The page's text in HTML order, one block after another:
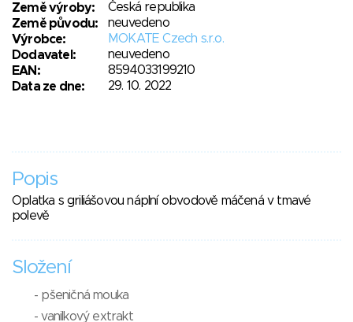
Země výroby:
Česká republika
Země původu:
neuvedeno
Výrobce:
MOKATE Czech s.r.o.
Dodavatel:
neuvedeno
EAN:
8594033199210
Data ze dne:
29. 10. 2022
Popis
Oplatka s griliášovou náplní obvodově máčená v tmavé
polevě
Složení
- pšeničná mouka
- vanilkový extrakt